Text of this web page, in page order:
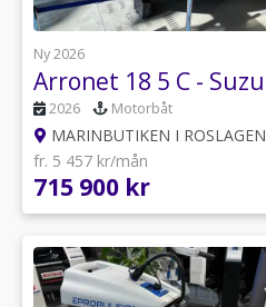
Ny 2026
2026 Motorbåt
MARINBUTIKEN I ROSLAGEN
fr. 5 457 kr/mån
715 900 kr